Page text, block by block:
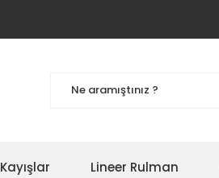
Kayışlar Lineer Rulman